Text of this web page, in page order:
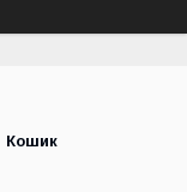
Кошик